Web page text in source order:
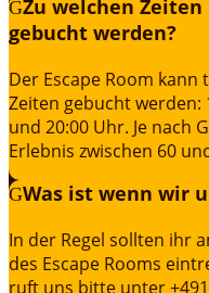
Zu welchen Zeiten
gebucht werden?
Der Escape Room
Zeiten gebucht werden:
und 20:00 Uhr. Je nach
Erlebnis zwischen 60
Was ist wenn wir
In der Regel sollten ihr
des Escape Rooms
ruft uns bitte unter